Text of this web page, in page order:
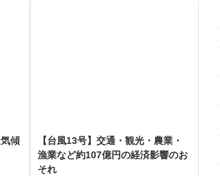
傾
【台風13号】交通・観光・農業・
漁業など約107億円の経済影響のお
それ